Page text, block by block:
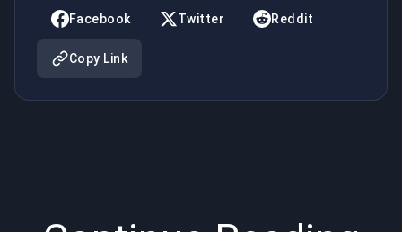
Facebook Twitter Reddit
Copy Link